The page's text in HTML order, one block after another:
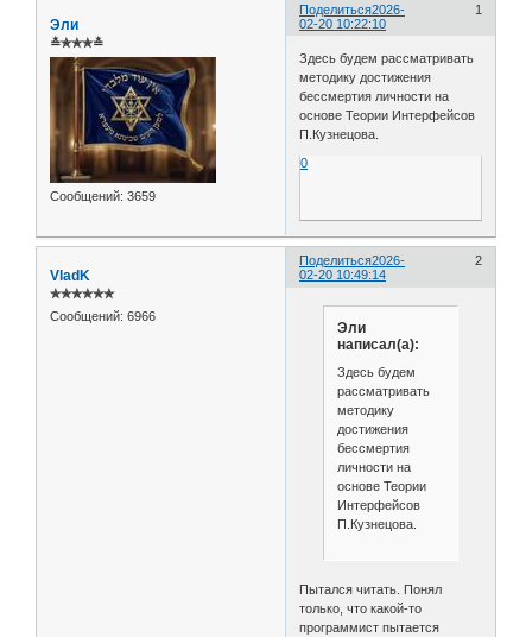
Поделиться 1
2026-
02-20 10:22:10
Эли
≛✯✯✯≛
Сообщений: 3659
Здесь будем рассматривать
методику достижения
бессмертия личности на
основе Теории Интерфейсов
П.Кузнецова.
0
Поделиться 2
2026-
02-20 10:49:14
VladK
✯✯✯✯✯✯
Сообщений: 6966
Эли
написал(а):
Здесь будем
рассматривать
методику
достижения
бессмертия
личности на
основе Теории
Интерфейсов
П.Кузнецова.
Пытался читать. Понял
только, что какой-то
программист пытается